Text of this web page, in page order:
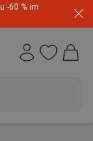
-60 % im